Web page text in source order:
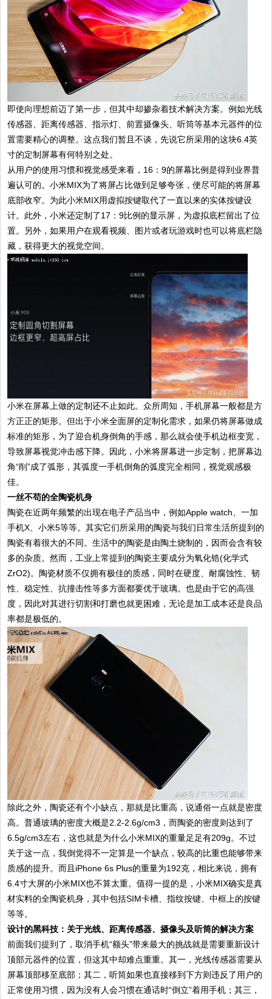
即使向理想前迈了第一步，但其中却掺杂着技术解决方案。例如光线
传感器、距离传感器、指示灯、前置摄像头、听筒等基本元器件的位
置需要精心的调整。这点我们暂且不谈，先说它所采用的这块6.4英
寸的定制屏幕有何特别之处。
从用户的使用习惯和视觉感受来看，16：9的屏幕比例是得到业界普
遍认可的。小米MIX为了将屏占比做到足够夸张，便尽可能的将屏幕
底部收窄。为此小米MIX用虚拟按键取代了一直以来的实体按键设
计。此外，小米还定制了17：9比例的显示屏，为虚拟底栏留出了位
置。另外，如果用户在观看视频、图片或者玩游戏时也可以将底栏隐
藏，获得更大的视觉空间。
小米在屏幕上做的定制还不止如此。众所周知，手机屏幕一般都是方
方正正的矩形。但出于小米全面屏的定制化需求，如果仍将屏幕做成
标准的矩形，为了迎合机身倒角的手感，那么就会使手机边框变宽，
导致屏幕视觉冲击感下降。因此，小米将屏幕进一步定制，把屏幕边
角“削”成了弧形，其弧度一手机倒角的弧度完全相同，视觉观感极
佳。
一丝不苟的全陶瓷机身
陶瓷在近两年频繁的出现在电子产品当中，例如Apple watch、一加
手机X、小米5等等。其实它们所采用的陶瓷与我们日常生活所提到的
陶瓷有着很大的不同。生活中的陶瓷是由陶土烧制的，因而会含有较
多的杂质。然而，工业上常提到的陶瓷主要成分为氧化锆(化学式
ZrO2)。陶瓷材质不仅拥有极佳的质感，同时在硬度、耐腐蚀性、韧
性、稳定性、抗撞击性等多方面都要优于玻璃。也是由于它的高强
度，因此对其进行切割和打磨也就更困难，无论是加工成本还是良品
率都是极低的。
除此之外，陶瓷还有个小缺点，那就是比重高，说通俗一点就是密度
高。普通玻璃的密度大概是2.2-2.6g/cm3，而陶瓷的密度则达到了
6.5g/cm3左右，这也就是为什么小米MIX的重量足足有209g。不过
关于这一点，我倒觉得不一定算是一个缺点，较高的比重也能够带来
质感的提升。而且iPhone 6s Plus的重量为192克，相比来说，拥有
6.4寸大屏的小米MIX也不算太重。值得一提的是，小米MIX确实是真
材实料的全陶瓷机身，其中包括SIM卡槽、指纹按键、中框上的按键
等等。
设计的黑科技：关于光线、距离传感器、摄像头及听筒的解决方案
前面我们提到了，取消手机“额头”带来最大的挑战就是需要重新设计
顶部元器件的位置，但这其中却难点重重。其一，光线传感器需要从
屏幕顶部移至底部；其二，听筒如果也直接移到下方则违反了用户的
正常使用习惯，因为没有人会习惯在通话时“倒立”着用手机；其三，